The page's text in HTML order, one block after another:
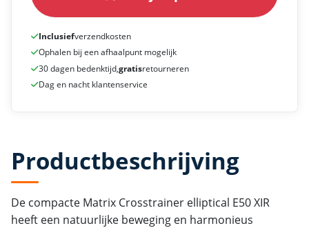
Inclusiefverzendkosten
Ophalen bij een afhaalpunt mogelijk
30 dagen bedenktijd,gratisretourneren
Dag en nacht klantenservice
Productbeschrijving
De compacte Matrix Crosstrainer elliptical E50 XIR
heeft een natuurlijke beweging en harmonieus